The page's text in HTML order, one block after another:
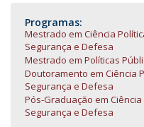
Programas:
Mestrado em Ciência
Segurança e Defesa
Mestrado em Políticas
Doutoramento em Ciência
Segurança e Defesa
Pós-Graduação em
Segurança e Defesa